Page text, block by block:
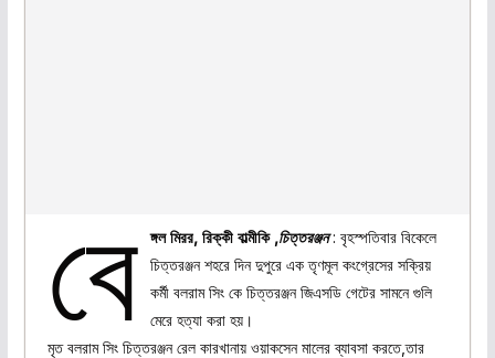
বে ঙ্গল মিরর, রিক্কী বাল্মীকি ,চিত্তরঞ্জন: বৃহস্পতিবার বিকেলে
চিত্তরঞ্জন শহরে দিন দুপুরে এক তৃণমূল কংগ্রেসের সক্রিয়
কর্মী বলরাম সিং কে চিত্তরঞ্জন জিএসডি গেটের সামনে গুলি
মেরে হত্যা করা হয়।
মৃত বলরাম সিং চিত্তরঞ্জন রেল কারখানায় ওয়াকসেন মালের ব্যাবসা করতে,তার